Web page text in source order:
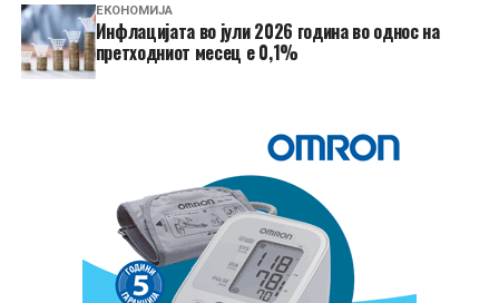
ЕКОНОМИЈА
Инфлацијата во јули 2026 година во однос на
претходниот месец е 0,1%